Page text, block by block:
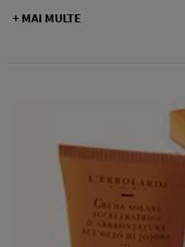
+ MAI MULTE